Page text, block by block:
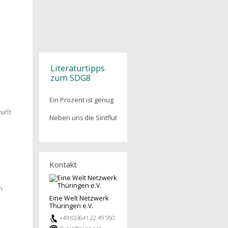
Literaturtipps
zum SDG8
Ein Prozent ist genug
Neben uns die Sintflut
Kontakt
Eine Welt Netzwerk
Thüringen e.V.
+49 (0)3641 22 49 950